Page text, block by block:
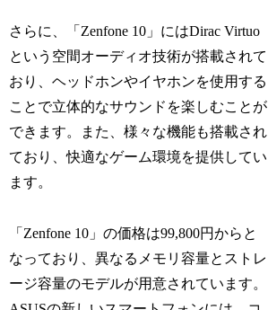
さらに、「Zenfone 10」にはDirac Virtuo
という空間オーディオ技術が搭載されて
おり、ヘッドホンやイヤホンを使用する
ことで立体的なサウンドを楽しむことが
できます。また、様々な機能も搭載され
ており、快適なゲーム環境を提供してい
ます。
「Zenfone 10」の価格は99,800円からと
なっており、異なるメモリ容量とストレ
ージ容量のモデルが用意されています。